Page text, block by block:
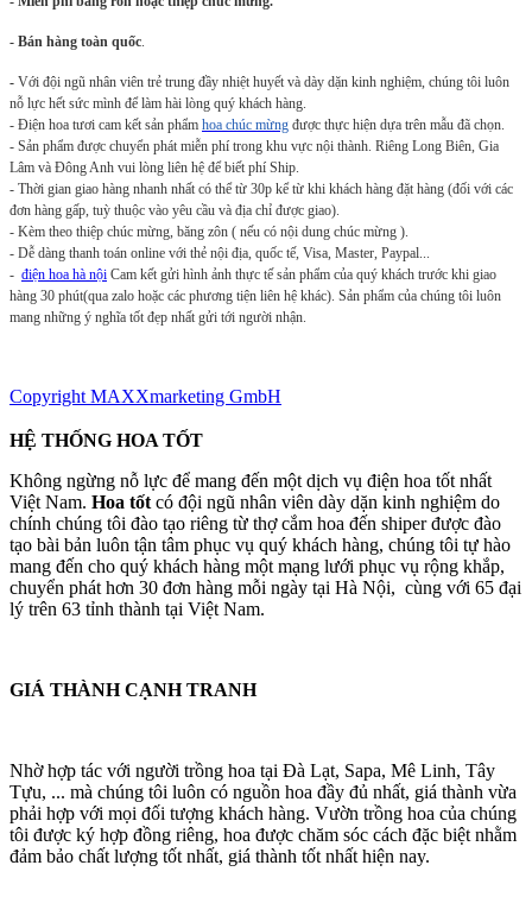
- Bán hàng toàn quốc.
- Với đội ngũ nhân viên trẻ trung đầy nhiệt huyết và dày dặn kinh nghiệm, chúng tôi luôn
nỗ lực hết sức mình để làm hài lòng quý khách hàng.
- Điện hoa tươi cam kết sản phẩm hoa chúc mừng được thực hiện dựa trên mẫu đã chọn.
- Sản phẩm được chuyển phát miễn phí trong khu vực nội thành. Riêng Long Biên, Gia
Lâm và Đông Anh vui lòng liên hệ để biết phí Ship.
- Thời gian giao hàng nhanh nhất có thể từ 30p kể từ khi khách hàng đặt hàng (đối với các
đơn hàng gấp, tuỳ thuộc vào yêu cầu và địa chỉ được giao).
- Kèm theo thiệp chúc mừng, băng zôn ( nếu có nội dung chúc mừng ).
- Dễ dàng thanh toán online với thẻ nội địa, quốc tế, Visa, Master, Paypal...
- điện hoa hà nội Cam kết gửi hình ảnh thực tế sản phẩm của quý khách trước khi giao
hàng 30 phút(qua zalo hoặc các phương tiện liên hệ khác). Sản phẩm của chúng tôi luôn
mang những ý nghĩa tốt đẹp nhất gửi tới người nhận.
Copyright MAXXmarketing GmbH
HỆ THỐNG HOA TỐT
Không ngừng nỗ lực để mang đến một dịch vụ điện hoa tốt nhất
Việt Nam. Hoa tốt có đội ngũ nhân viên dày dặn kinh nghiệm do
chính chúng tôi đào tạo riêng từ thợ cắm hoa đến shiper được đào
tạo bài bản luôn tận tâm phục vụ quý khách hàng, chúng tôi tự hào
mang đến cho quý khách hàng một mạng lưới phục vụ rộng khắp,
chuyển phát hơn 30 đơn hàng mỗi ngày tại Hà Nội, cùng với 65 đại
lý trên 63 tỉnh thành tại Việt Nam.
GIÁ THÀNH CẠNH TRANH
Nhờ hợp tác với người trồng hoa tại Đà Lạt, Sapa, Mê Linh, Tây
Tựu, ... mà chúng tôi luôn có nguồn hoa đầy đủ nhất, giá thành vừa
phải hợp với mọi đối tượng khách hàng. Vườn trồng hoa của chúng
tôi được ký hợp đồng riêng, hoa được chăm sóc cách đặc biệt nhằm
đảm bảo chất lượng tốt nhất, giá thành tốt nhất hiện nay.